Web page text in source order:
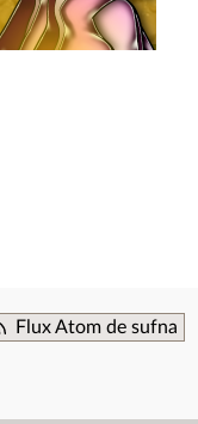
Flux Atom de sufna